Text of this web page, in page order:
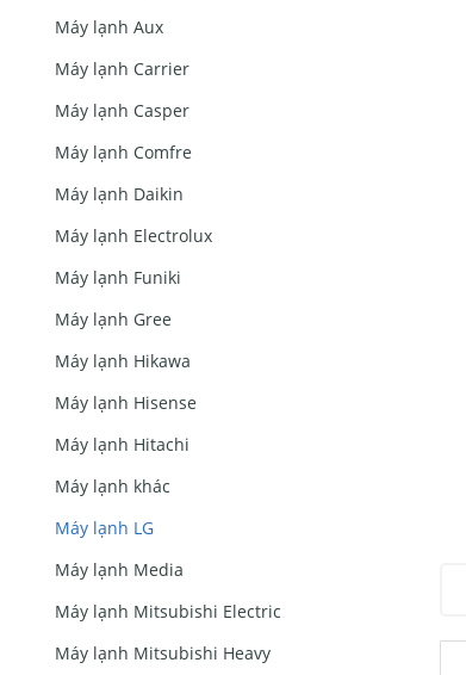
Máy lạnh Aux
Máy lạnh Carrier
Máy lạnh Casper
Máy lạnh Comfre
Máy lạnh Daikin
Máy lạnh Electrolux
Máy lạnh Funiki
Máy lạnh Gree
Máy lạnh Hikawa
Máy lạnh Hisense
Máy lạnh Hitachi
Máy lạnh khác
Máy lạnh LG
Máy lạnh Media
Máy lạnh Mitsubishi Electric
Máy lạnh Mitsubishi Heavy